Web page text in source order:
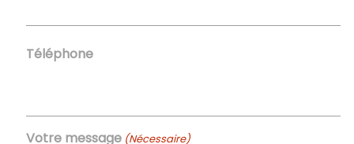
Téléphone
Votre message (Nécessaire)